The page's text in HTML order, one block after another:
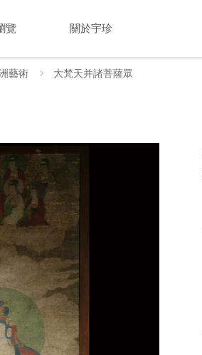
覽 關於宇珍
藝術 大梵天并諸菩薩眾